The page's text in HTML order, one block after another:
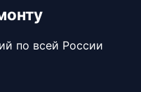
по всей России